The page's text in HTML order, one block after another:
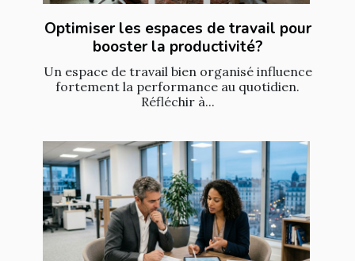
Optimiser les espaces de travail pour
booster la productivité?
Un espace de travail bien organisé influence
fortement la performance au quotidien.
Réfléchir à...